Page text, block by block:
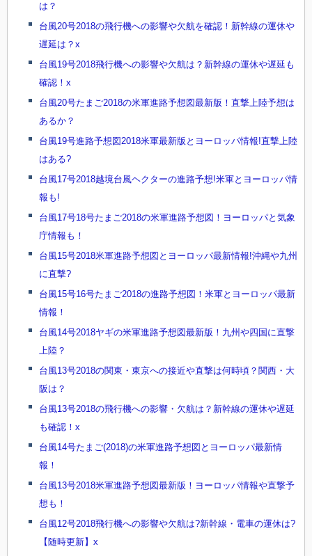
は？
台風20号2018の飛行機への影響や欠航を確認！新幹線の運休や
遅延は？x
台風19号2018飛行機への影響や欠航は？新幹線の運休や遅延も
確認！x
台風20号たまご2018の米軍進路予想図最新版！直撃上陸予想は
あるか？
台風19号進路予想図2018米軍最新版とヨーロッパ情報!直撃上陸
はある?
台風17号2018越境台風ヘクターの進路予想!米軍とヨーロッパ情
報も!
台風17号18号たまご2018の米軍進路予想図！ヨーロッパと気象
庁情報も！
台風15号2018米軍進路予想図とヨーロッパ最新情報!沖縄や九州
に直撃?
台風15号16号たまご2018の進路予想図！米軍とヨーロッパ最新
情報！
台風14号2018ヤギの米軍進路予想図最新版！九州や四国に直撃
上陸？
台風13号2018の関東・東京への接近や直撃は何時頃？関西・大
阪は？
台風13号2018の飛行機への影響・欠航は？新幹線の運休や遅延
も確認！x
台風14号たまご(2018)の米軍進路予想図とヨーロッパ最新情
報！
台風13号2018米軍進路予想図最新版！ヨーロッパ情報や直撃予
想も！
台風12号2018飛行機への影響や欠航は?新幹線・電車の運休は?
【随時更新】x